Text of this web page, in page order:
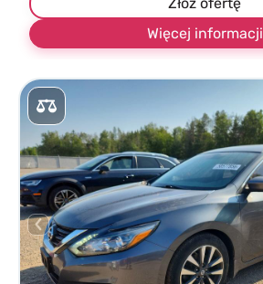
Więcej informacji